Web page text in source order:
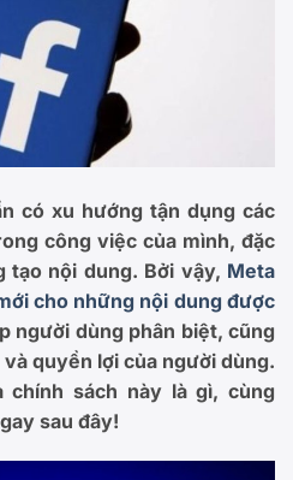
có xu hướng tận dụng các
công việc của mình, đặc
tạo nội dung. Bởi vậy, Meta
cho những nội dung được
người dùng phân biệt, cũng
quyền lợi của người dùng.
sách này là gì, cùng
sau đây!